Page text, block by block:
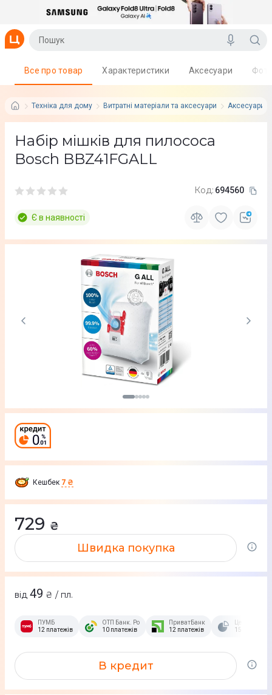
Техніка для дому Витратні матеріали та аксесуари Аксесуари
Все про товар Характеристики Аксесуари
Набір мішків для пилососа
Bosch BBZ41FGALL
Код: 694560
Є в наявності
Кешбек 7 ₴
729 ₴
Швидка покупка
від 49 ₴ / пл.
ПУМБ
12 платежів
ОТП Банк. Розстрочка Скибочка.
10 платежів
ПриватБанк
12 платежів
15 платежів
В кредит